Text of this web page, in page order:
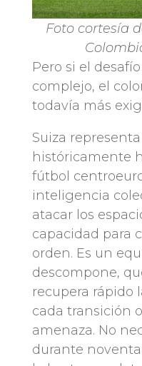
Foto cortesía
Pero si el
complejo, el
todavía más
Suiza
históricamente
fútbol
inteligencia
atacar los
capacidad para
orden. Es un
descompone,
recupera rápido
cada transición
amenaza. No
durante